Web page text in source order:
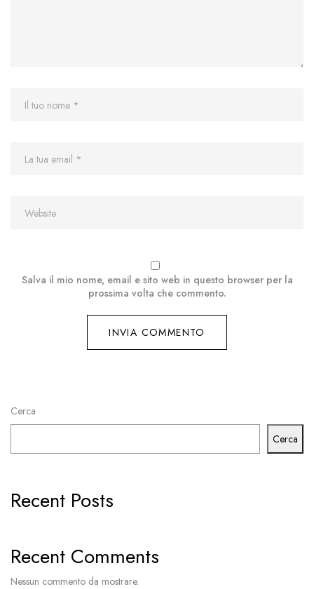
Cerca
Cerca
Recent Posts
Recent Comments
Nessun commento da mostrare.
Salva il mio nome, email e sito web in questo browser per la
prossima volta che commento.